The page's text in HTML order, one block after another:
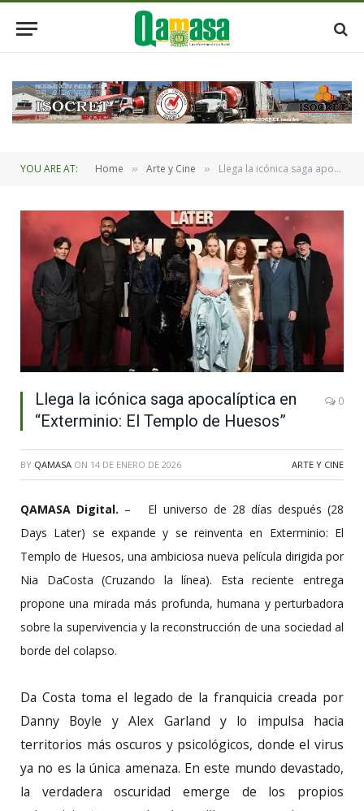
YOU ARE AT: Home » Arte y Cine » Llega la icónica saga apocalíptica en “Exterminio: El Templo de Huesos”
Llega la icónica saga apocalíptica en
“Exterminio: El Templo de Huesos”
0
BY QAMASA ON 14 DE ENERO DE 2026 ARTE Y CINE
QAMASA Digital. – El universo de 28 días después (28
Days Later) se expande y se reinventa en Exterminio: El
Templo de Huesos, una ambiciosa nueva película dirigida por
Nia DaCosta (Cruzando la línea). Esta reciente entrega
propone una mirada más profunda, humana y perturbadora
sobre la supervivencia y la reconstrucción de una sociedad al
borde del colapso.
Da Costa toma el legado de la franquicia creada por
Danny Boyle y Alex Garland y lo impulsa hacia
territorios más oscuros y psicológicos, donde el virus
ya no es la única amenaza. En este mundo devastado,
la verdadera oscuridad emerge de los propios